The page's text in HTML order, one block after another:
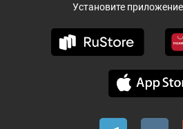
Установите